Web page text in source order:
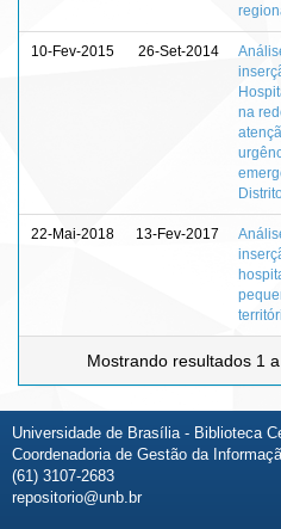
10-Fev-2015 26-Set-2014
na
22-Mai-2018 13-Fev-2017
Mostrando resultados 1
Universidade de Brasília - Biblioteca
Coordenadoria de Gestão da
(61) 3107-2683
repositorio@unb.br